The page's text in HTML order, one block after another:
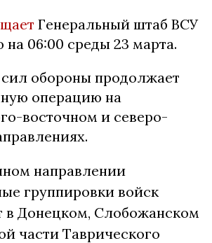
Генеральный штаб ВСУ
на 06:00 среды 23 марта.
обороны продолжает
операцию на
восточном и северо-
направлении
группировки войск
в Донецком, Слобожанском
части Таврического